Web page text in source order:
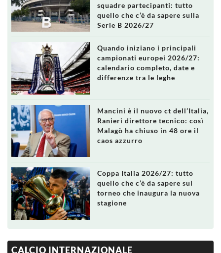
squadre partecipanti: tutto
quello che c’è da sapere sulla
Serie B 2026/27
Quando iniziano i principali
campionati europei 2026/27:
calendario completo, date e
differenze tra le leghe
Mancini è il nuovo ct dell’Italia,
Ranieri direttore tecnico: così
Malagò ha chiuso in 48 ore il
caos azzurro
Coppa Italia 2026/27: tutto
quello che c’è da sapere sul
torneo che inaugura la nuova
stagione
CALCIO INTERNAZIONALE